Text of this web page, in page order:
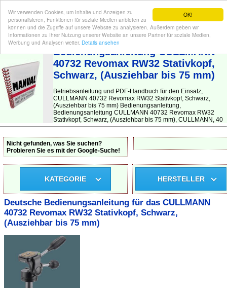
OK!
Wir verwenden Cookies, um Inhalte und Anzeigen zu
personalisieren, Funktionen für soziale Medien anbieten zu
können und die Zugriffe auf unsere Website zu analysieren. Außerdem geben wir
Informationen zu Ihrer Nutzung unserer Website an unsere Partner für soziale Medien,
Werbung und Analysen weiter. Details ansehen
BEDIENUNGSANLEITUNG| Hier finden Sie die deutsche Anleitung!
Bedienungsanleitung CULLMANN
40732 Revomax RW32 Stativkopf,
Schwarz, (Ausziehbar bis 75 mm)
Betriebsanleitung und PDF-Handbuch für den Einsatz,
CULLMANN 40732 Revomax RW32 Stativkopf, Schwarz,
(Ausziehbar bis 75 mm) Bedienungsanleitung,
Bedienungsanleitung CULLMANN 40732 Revomax RW32
Stativkopf, Schwarz, (Ausziehbar bis 75 mm), CULLMANN, 40
Nicht gefunden, was Sie suchen?
Probieren Sie es mit der Google-Suche!
KATEGORIE HERSTELLER
Deutsche Bedienungsanleitung für das CULLMANN
40732 Revomax RW32 Stativkopf, Schwarz,
(Ausziehbar bis 75 mm)